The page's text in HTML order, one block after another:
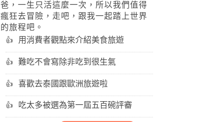
爸，一生只活這麼一次，所以我們值得
瘋狂去冒險，走吧，跟我一起踏上世界
的旅程吧。
用消費者觀點來介紹美食旅遊
難吃不會寫除非吃到很生氣
喜歡去泰國跟歐洲旅遊啦
吃太多被選為第一屆五百碗評審